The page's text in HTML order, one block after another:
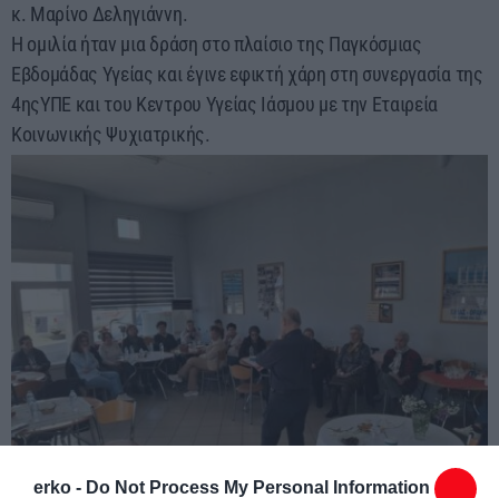
erko - Do Not Process My Personal Information
κ. Μαρίνο Δεληγιάννη.
Η ομιλία ήταν μια δράση στο πλαίσιο της Παγκόσμιας
Εβδομάδας Υγείας και έγινε εφικτή χάρη στη συνεργασία της
4ηςΥΠΕ και του Κεντρου Υγείας Ιάσμου με την Εταιρεία
Κοινωνικής Ψυχιατρικής.